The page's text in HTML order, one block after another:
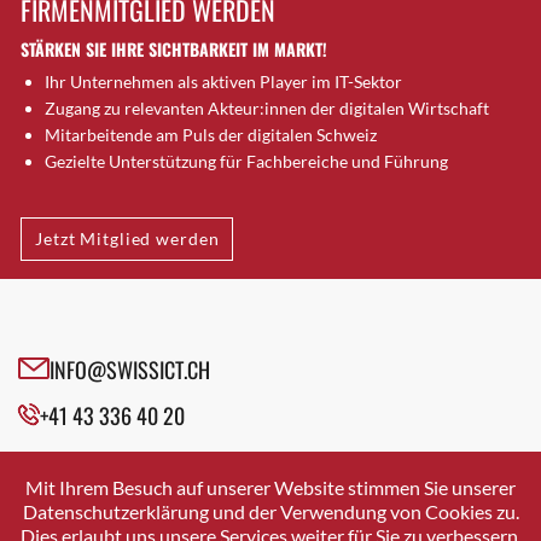
Brütten
Bubendorf
Bubikon
Buchs (SG)
Burgdorf
Bülach
Cazis
Cham
Davos Platz
Davos Platz 1
Dietikon
Dietlikon
FIRMENMITGLIED WERDEN
STÄRKEN SIE IHRE SICHTBARKEIT IM MARKT!
Ihr Unternehmen als aktiven Player im IT-Sektor
Zugang zu relevanten Akteur:innen der digitalen Wirtschaft
Mitarbeitende am Puls der digitalen Schweiz
Gezielte Unterstützung für Fachbereiche und Führung
Jetzt Mitglied werden
INFO@SWISSICT.CH
+41 43 336 40 20
SWISSICT
VULKANSTRASSE 120
8048 ZURICH
Mit Ihrem Besuch auf unserer Website stimmen Sie unserer
Datenschutzerklärung und der Verwendung von Cookies zu.
Dies erlaubt uns unsere Services weiter für Sie zu verbessern.